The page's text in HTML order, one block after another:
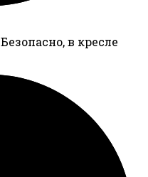
Безопасно, в кресле